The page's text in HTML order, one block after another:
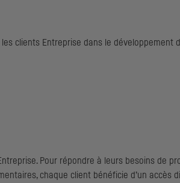
clients Entreprise dans le développement
Pour répondre à leurs besoins de
chaque client bénéficie d’un accès